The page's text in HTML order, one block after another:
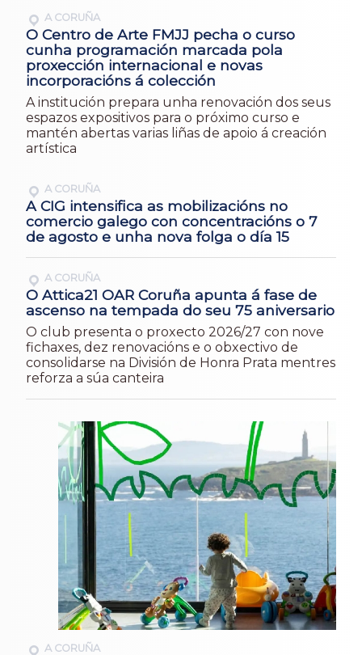
A CORUÑA
O Centro de Arte FMJJ pecha o curso
cunha programación marcada pola
proxección internacional e novas
incorporacións á colección
A institución prepara unha renovación dos seus
espazos expositivos para o próximo curso e
mantén abertas varias liñas de apoio á creación
artística
A CORUÑA
A CIG intensifica as mobilizacións no
comercio galego con concentracións o 7
de agosto e unha nova folga o día 15
A CORUÑA
O Attica21 OAR Coruña apunta á fase de
ascenso na tempada do seu 75 aniversario
O club presenta o proxecto 2026/27 con nove
fichaxes, dez renovacións e o obxectivo de
consolidarse na División de Honra Prata mentres
reforza a súa canteira
A CORUÑA